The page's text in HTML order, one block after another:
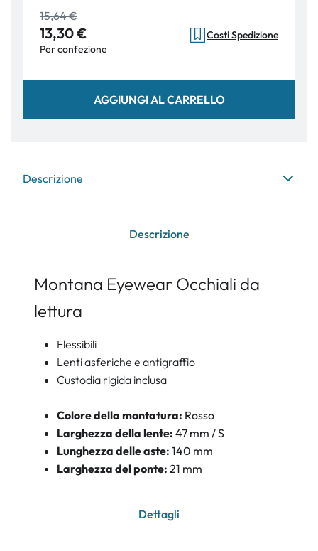
15,64 €
13,30 €
Per confezione
Costi Spedizione
AGGIUNGI AL CARRELLO
Descrizione
Descrizione
Montana Eyewear Occhiali da
lettura
Flessibili
Lenti asferiche e antigraffio
Custodia rigida inclusa
Colore della montatura: Rosso
Larghezza della lente: 47 mm / S
Lunghezza delle aste: 140 mm
Larghezza del ponte: 21 mm
Dettagli